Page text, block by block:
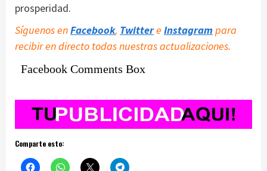
prosperidad.
Síguenos enFacebook, Twittere Instagram para
recibir en directo todas nuestras actualizaciones.
Facebook Comments Box
Comparte esto: